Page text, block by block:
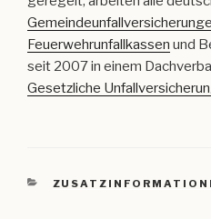
Feuerwehrunfallkassen und
seit 2007 in einem
Gesetzliche
KATEGORIEN